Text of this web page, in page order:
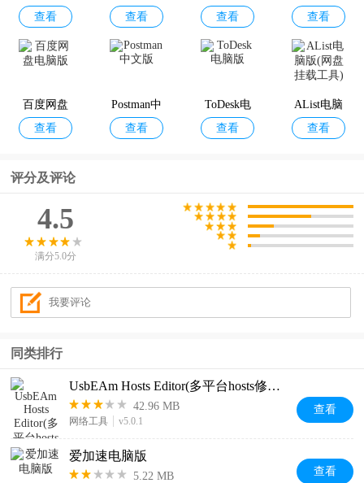
电脑版
查看
电脑版
查看
电脑版
查看
中文版
查看
百度网盘
电脑版
查看
Postman中
文版
查看
ToDesk电
脑版
查看
AList电脑
版(网盘挂
查看
评分及评论
4.5
满分5.0分
同类排行
UsbEAm Hosts Editor(多平台hosts修改器)
42.96 MB
网络工具 v5.0.1
查看
爱加速电脑版
5.22 MB 查看